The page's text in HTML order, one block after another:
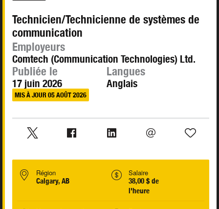
Technicien/Technicienne de systèmes de
communication
Employeurs
Comtech (Communication Technologies) Ltd.
Publiée le
17 juin 2026
MIS À JOUR 05 AOÛT 2026
Langues
Anglais
Région
Calgary, AB
Salaire
38,00 $ de
l'heure